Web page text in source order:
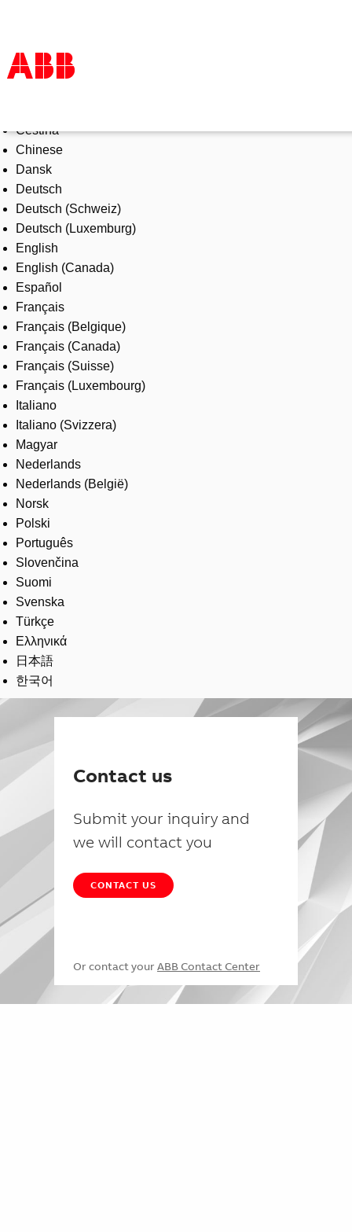
Products & Solutions
Industries
Services
About us
Where to buy
Contact us
Careers
Čeština
Chinese
Dansk
Deutsch
Deutsch (Schweiz)
Deutsch (Luxemburg)
English
English (Canada)
Español
Français
Français (Belgique)
Français (Canada)
Français (Suisse)
Français (Luxembourg)
Italiano
Italiano (Svizzera)
Magyar
Nederlands
Nederlands (België)
Norsk
Polski
Português
Slovenčina
Suomi
Svenska
Türkçe
Ελληνικά
日本語
한국어
Contact us
Submit your inquiry and
we will contact you
CONTACT US
Or contact your ABB Contact Center